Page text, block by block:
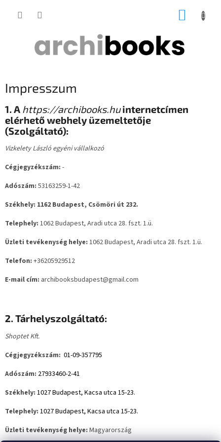
KOSÁR
Impresszum
1. A https://archibooks.hu internetcímen
elérhető webhely üzemeltetője
(Szolgáltató):
Vizkelety László egyéni vállalkozó
Cégjegyzékszám: -
Adószám: 53163259-1-42
Székhely: 1162 Budapest, Csömöri út 232.
Telephely: 1062 Budapest, Aradi utca 28. fszt. 1.ü.
Üzleti tevékenység helye: 1062 Budapest, Aradi utca 28. fszt. 1.ü.
Telefon: +36205929512
E-mail cím: archibooksbudapest@gmail.com
2. Tárhelyszolgáltató:
Shoptet Kft.
Cégjegyzékszám: 01-09-357795
Adószám: 27933460-2-41
Székhely: 1027 Budapest, Kacsa utca 15-23.
Telephely: 1027 Budapest, Kacsa utca 15-23.
Üzleti tevékenység helye: Magyarország